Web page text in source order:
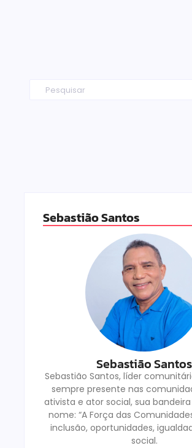
Sebastião Santos
Sebastião Santos
Sebastião Santos, líder
sempre presente nas
ativista e ator social, sua
nome: “A Força das
inclusão, oportunidades,
social.